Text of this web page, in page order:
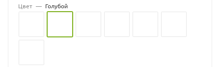
Цвет — Голубой